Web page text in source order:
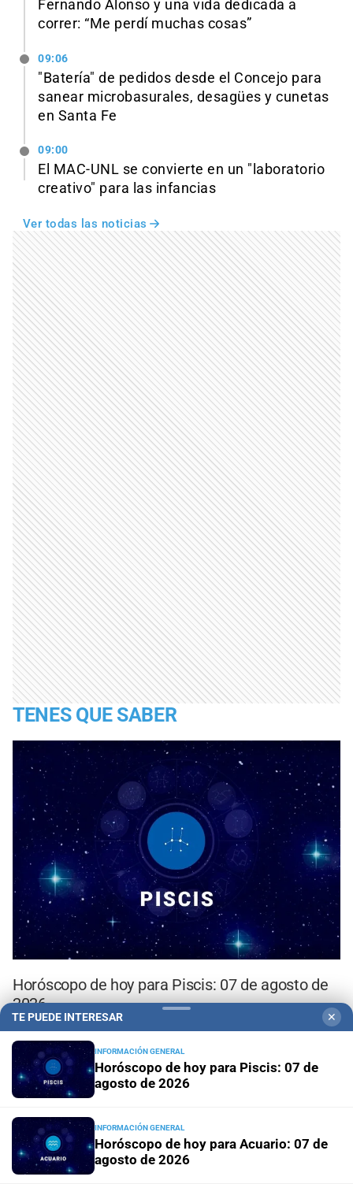
Fernando Alonso y una vida dedicada a
correr: “Me perdí muchas cosas”
09:06
"Batería" de pedidos desde el Concejo para
sanear microbasurales, desagües y cunetas
en Santa Fe
09:00
El MAC-UNL se convierte en un "laboratorio
creativo" para las infancias
Ver todas las noticias
TENES QUE SABER
Horóscopo de hoy para Piscis: 07 de agosto de
2026
Horóscopo de hoy para Acuario:
07 de agosto de 2026
Horóscopo de hoy para
TE PUEDE INTERESAR ✕
INFORMACIÓN GENERAL
Horóscopo de hoy para Piscis: 07 de
agosto de 2026
INFORMACIÓN GENERAL
Horóscopo de hoy para Acuario: 07 de
agosto de 2026